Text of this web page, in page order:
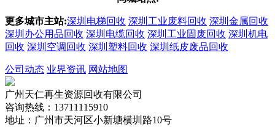
更多城市主站:深圳电梯回收 深圳工业废料回收 深圳金属回收
深圳办公用品回收 深圳电缆回收 深圳工业固废回收 深圳机电
回收 深圳空调回收 深圳塑料回收 深圳纸皮废品回收
公司动态 业界资讯 网站地图
广州天仁再生资源回收有限公司
咨询热线：13711115910
地址：广州市天河区小新塘横圳路10号